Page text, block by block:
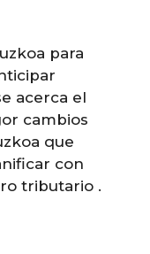
para
acerca el
cambios
que
con
tributario .